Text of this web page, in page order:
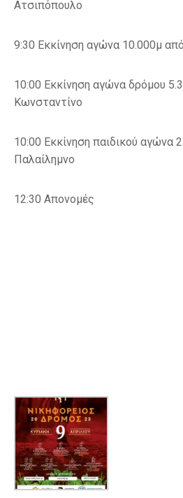
Ατσιπόπουλο
9:30 Εκκίνηση αγώνα 10.000μ
10:00 Εκκίνηση αγώνα δρόμου
Κωνσταντίνο
10:00 Εκκίνηση παιδικού αγώνα
Παλαίλημνο
12:30 Απονομές